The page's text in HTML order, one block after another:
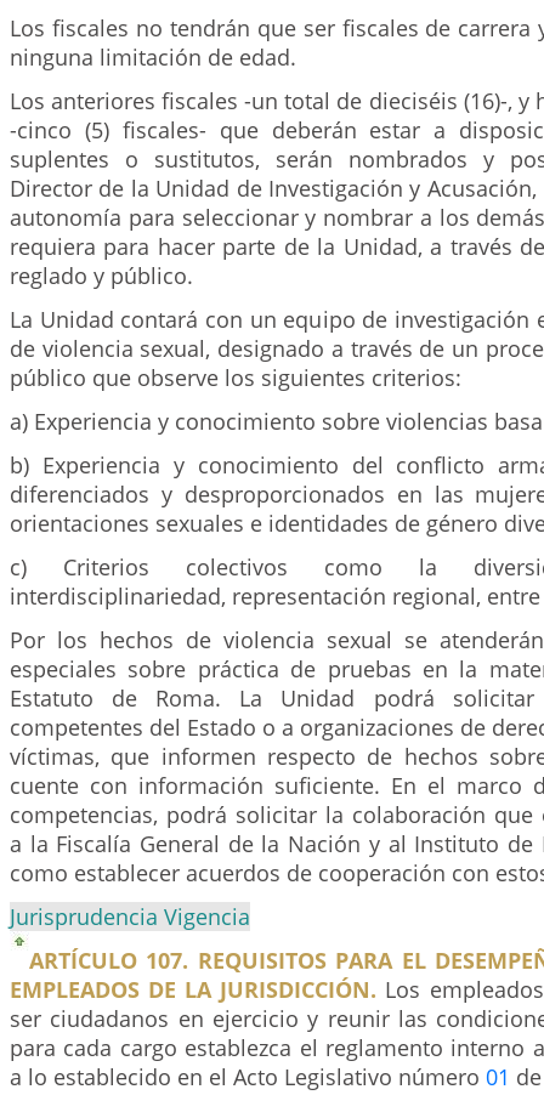
Los fiscales no tendrán que ser fiscales de carrera
ninguna limitación de edad.
Los anteriores fiscales -un total de dieciséis (16)-, y
-cinco (5) fiscales- que deberán estar a
suplentes o sustitutos, serán nombrados y
Director de la Unidad de Investigación y
autonomía para seleccionar y nombrar a los
requiera para hacer parte de la Unidad, a través
reglado y público.
La Unidad contará con un equipo de investigación
de violencia sexual, designado a través de un
público que observe los siguientes criterios:
a) Experiencia y conocimiento sobre violencias
b) Experiencia y conocimiento del conflicto
diferenciados y desproporcionados en las
orientaciones sexuales e identidades de género
c) Criterios colectivos como la
interdisciplinariedad, representación regional,
Por los hechos de violencia sexual se
especiales sobre práctica de pruebas en la
Estatuto de Roma. La Unidad podrá
competentes del Estado o a organizaciones de
víctimas, que informen respecto de hechos
cuente con información suficiente. En el marco
competencias, podrá solicitar la colaboración que
a la Fiscalía General de la Nación y al Instituto de
como establecer acuerdos de cooperación con
Jurisprudencia Vigencia
ARTÍCULO 107. REQUISITOS PARA EL
EMPLEADOS DE LA JURISDICCIÓN. Los
ser ciudadanos en ejercicio y reunir las
para cada cargo establezca el reglamento interno
a lo establecido en el Acto Legislativo número 01